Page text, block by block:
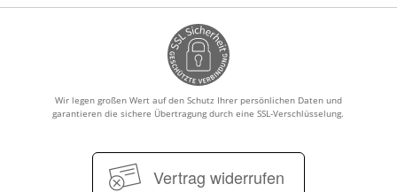
Wir legen großen Wert auf den Schutz Ihrer persönlichen Daten und
garantieren die sichere Übertragung durch eine SSL-Verschlüsselung.
Vertrag widerrufen